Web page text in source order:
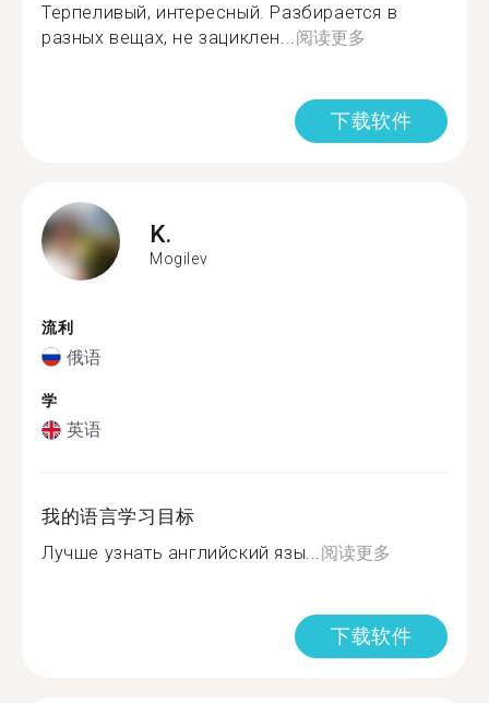
Терпеливый, интересный. Разбирается в
разных вещах, не зациклен...阅读更多
下载软件
K.
Mogilev
流利
俄语
学
英语
我的语言学习目标
Лучше узнать английский язы...阅读更多
下载软件